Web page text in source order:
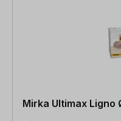
Mirka Ultimax Ligno